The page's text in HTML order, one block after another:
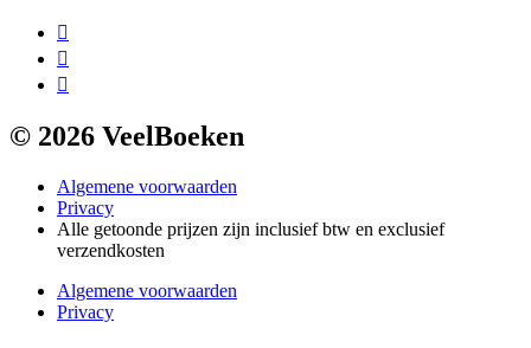
© 2026 VeelBoeken
Algemene voorwaarden
Privacy
Alle getoonde prijzen zijn inclusief btw en exclusief
verzendkosten
Algemene voorwaarden
Privacy